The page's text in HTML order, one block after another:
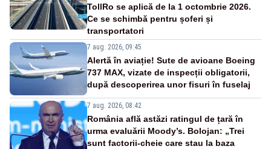
TollRo se aplică de la 1 octombrie 2026.
Ce se schimbă pentru șoferi și
transportatori
7 aug. 2026, 09:45
Alertă în aviație! Sute de avioane Boeing
737 MAX, vizate de inspecții obligatorii,
după descoperirea unor fisuri în fuselaj
7 aug. 2026, 08:42
România află astăzi ratingul de țară în
urma evaluării Moody’s. Bolojan: „Trei
sunt factorii-cheie care stau la baza